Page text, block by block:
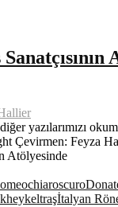
yazılarımızı
Çevirmen: Feyza
Atölyesinde
chiaroscuro
heykeltraşİtalyan